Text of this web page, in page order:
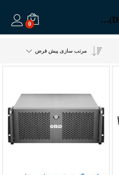
دیکدر (گیرنده – Decoder) حرفه‌ای صدا و تصویر برند Tandberg مدل: TT1260 0
مرتب سازی پیش فرض